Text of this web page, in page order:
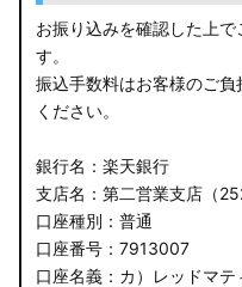
お振り込みを確認した上
す。
振込手数料はお客様のご
ください。
銀行名：楽天銀行
支店名：第二営業支店（
口座種別：普通
口座番号：7913007
口座名義：カ）レッドマテ